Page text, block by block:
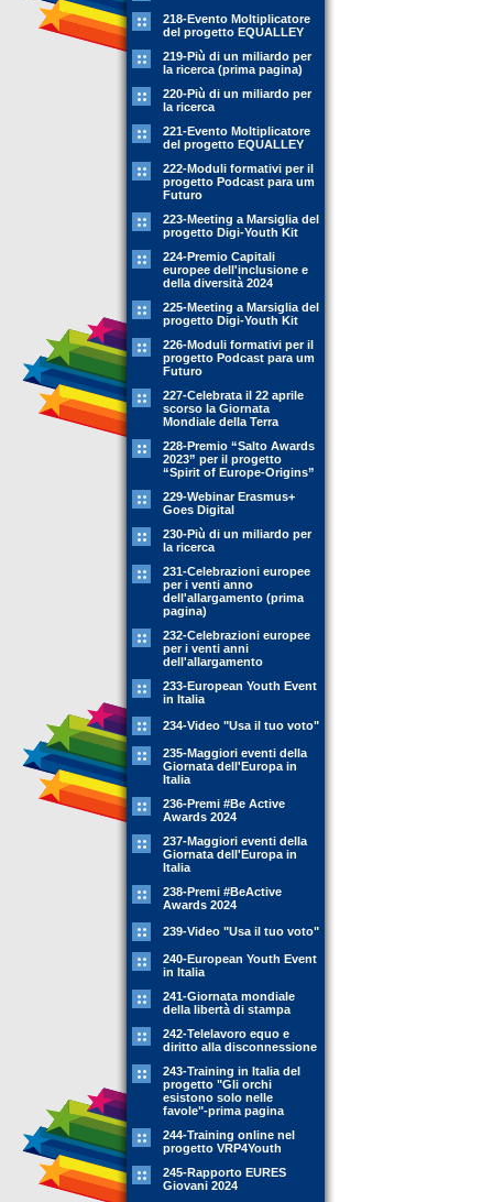
218-Evento Moltiplicatore
del progetto EQUALLEY
219-Più di un miliardo per
la ricerca (prima pagina)
220-Più di un miliardo per
la ricerca
221-Evento Moltiplicatore
del progetto EQUALLEY
222-Moduli formativi per il
progetto Podcast para um
Futuro
223-Meeting a Marsiglia del
progetto Digi-Youth Kit
224-Premio Capitali
europee dell'inclusione e
della diversità 2024
225-Meeting a Marsiglia del
progetto Digi-Youth Kit
226-Moduli formativi per il
progetto Podcast para um
Futuro
227-Celebrata il 22 aprile
scorso la Giornata
Mondiale della Terra
228-Premio “Salto Awards
2023” per il progetto
“Spirit of Europe-Origins”
229-Webinar Erasmus+
Goes Digital
230-Più di un miliardo per
la ricerca
231-Celebrazioni europee
per i venti anno
dell'allargamento (prima
pagina)
232-Celebrazioni europee
per i venti anni
dell'allargamento
233-European Youth Event
in Italia
234-Video "Usa il tuo voto"
235-Maggiori eventi della
Giornata dell'Europa in
Italia
236-Premi #Be Active
Awards 2024
237-Maggiori eventi della
Giornata dell'Europa in
Italia
238-Premi #BeActive
Awards 2024
239-Video "Usa il tuo voto"
240-European Youth Event
in Italia
241-Giornata mondiale
della libertà di stampa
242-Telelavoro equo e
diritto alla disconnessione
243-Training in Italia del
progetto "Gli orchi
esistono solo nelle
favole"-prima pagina
244-Training online nel
progetto VRP4Youth
245-Rapporto EURES
Giovani 2024